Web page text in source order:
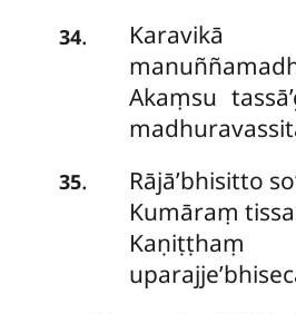
34.
Akaṃsu
35.
Rājā’bhisitto
Kumāraṃ
Kaṇiṭṭhaṃ